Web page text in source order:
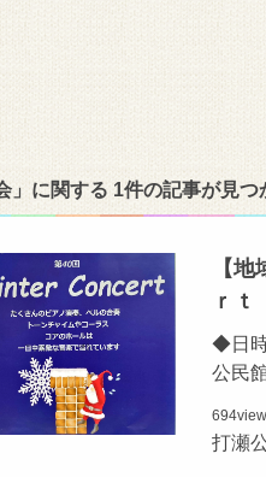
」に関する 1件の記事が見つ
【
ｒ
◆日
公民
694view
打瀬